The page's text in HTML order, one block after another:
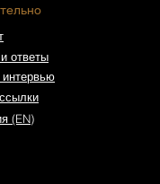
ответы
(EN)